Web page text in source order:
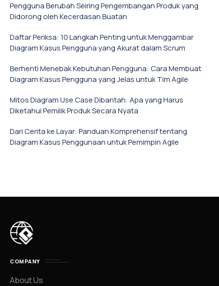
Pengguna Berubah Seiring Pengembangan Produk yang
Didorong oleh Kecerdasan Buatan
Daftar Periksa: 10 Langkah Penting untuk Menggambar
Diagram Kasus Pengguna yang Akurat dalam Scrum
Berhenti Menebak Kebutuhan Pengguna: Cara Membuat
Diagram Kasus Pengguna yang Jelas untuk Tim Agile
Mitos Diagram Use Case Dibantah: Apa yang Harus
Diketahui Pemilik Produk Secara Nyata
Dari Cerita ke Layar: Panduan Komprehensif tentang
Diagram Kasus Penggunaan untuk Pemimpin Agile
COMPANY
About Us